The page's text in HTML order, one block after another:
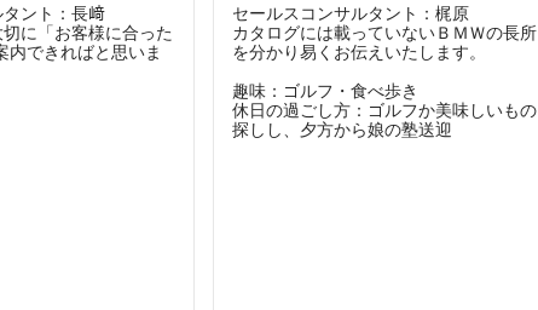
ント：長﨑
に「お客様に合った
内できればと思いま
セールスコンサルタント：梶原
カタログには載っていないＢＭＷの長所
を分かり易くお伝えいたします。
趣味：ゴルフ・食べ歩き
休日の過ごし方：ゴルフか美味しいもの
探しし、夕方から娘の塾送迎